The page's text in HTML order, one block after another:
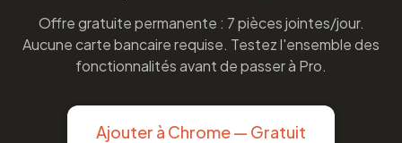
Offre gratuite permanente : 7 pièces jointes/jour.
Aucune carte bancaire requise. Testez l'ensemble des
fonctionnalités avant de passer à Pro.
Ajouter à Chrome — Gratuit